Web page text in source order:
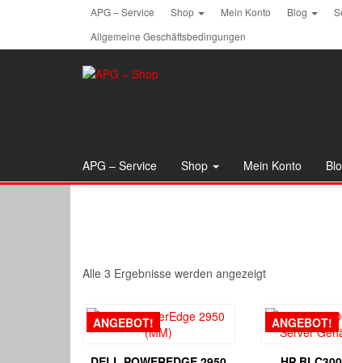
APG – Service Shop Mein Konto Blog
Allgemeine Geschäftsbedingungen
APG – Service Shop Mein Konto
Alle 3 Ergebnisse werden angezeigt
ANGEBOT! ANGEBOT!